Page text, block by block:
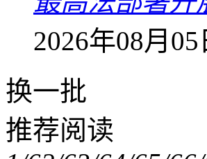
2026年08月
换一批
推荐阅读